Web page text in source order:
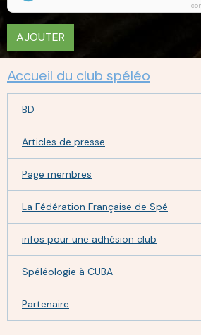
AJOUTER
Accueil du club spéléo
BD
Articles de presse
Page membres
La Fédération Française de Spé
infos pour une adhésion club
Spéléologie à CUBA
Partenaire